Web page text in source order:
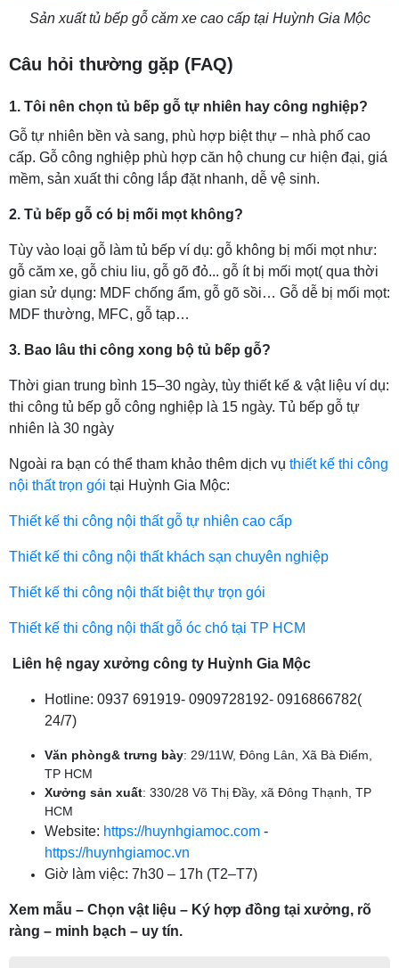
Sản xuất tủ bếp gỗ căm xe cao cấp tại Huỳnh Gia Mộc
Câu hỏi thường gặp (FAQ)
1. Tôi nên chọn tủ bếp gỗ tự nhiên hay công nghiệp?
Gỗ tự nhiên bền và sang, phù hợp biệt thự – nhà phố cao
cấp. Gỗ công nghiệp phù hợp căn hộ chung cư hiện đại, giá
mềm, sản xuất thi công lắp đặt nhanh, dễ vệ sinh.
2. Tủ bếp gỗ có bị mối mọt không?
Tùy vào loại gỗ làm tủ bếp ví dụ: gỗ không bị mối mọt như:
gỗ căm xe, gỗ chiu liu, gỗ gõ đỏ... gỗ ít bị mối mọt( qua thời
gian sử dụng: MDF chống ẩm, gỗ gõ sồi… Gỗ dễ bị mối mọt:
MDF thường, MFC, gỗ tạp…
3. Bao lâu thi công xong bộ tủ bếp gỗ?
Thời gian trung bình 15–30 ngày, tùy thiết kế & vật liệu ví dụ:
thi công tủ bếp gỗ công nghiệp là 15 ngày. Tủ bếp gỗ tự
nhiên là 30 ngày
Ngoài ra bạn có thể tham khảo thêm dịch vụ thiết kế thi công
nội thất trọn gói tại Huỳnh Gia Mộc:
Thiết kế thi công nội thất gỗ tự nhiên cao cấp
Thiết kế thi công nội thất khách sạn chuyên nghiệp
Thiết kế thi công nội thất biệt thự trọn gói
Thiết kế thi công nội thất gỗ óc chó tại TP HCM
Liên hệ ngay xưởng công ty Huỳnh Gia Mộc
Hotline: 0937 691919- 0909728192- 0916866782(
24/7)
Văn phòng& trưng bày: 29/11W, Đông Lân, Xã Bà Điểm,
TP HCM
Xưởng sản xuất: 330/28 Võ Thị Đầy, xã Đông Thạnh, TP
HCM
Website: https://huynhgiamoc.com -
https://huynhgiamoc.vn
Giờ làm việc: 7h30 – 17h (T2–T7)
Xem mẫu – Chọn vật liệu – Ký hợp đồng tại xưởng, rõ
ràng – minh bạch – uy tín.